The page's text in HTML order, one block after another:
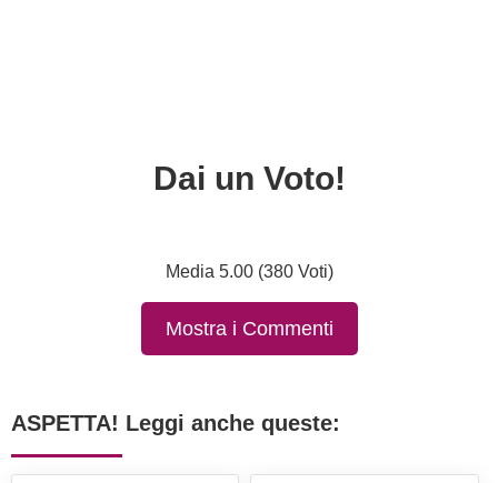
Dai un Voto!
Media 5.00 (380 Voti)
Mostra i Commenti
ASPETTA! Leggi anche queste: